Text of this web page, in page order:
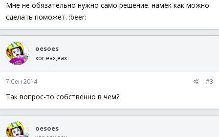
Мне не обязательно нужно само решение. намёк как можно
сделать поможет. :beer:
oesoes
xor eax,eax
7 Сен 2014 #3
Так вопрос-то собственно в чем?
oesoes